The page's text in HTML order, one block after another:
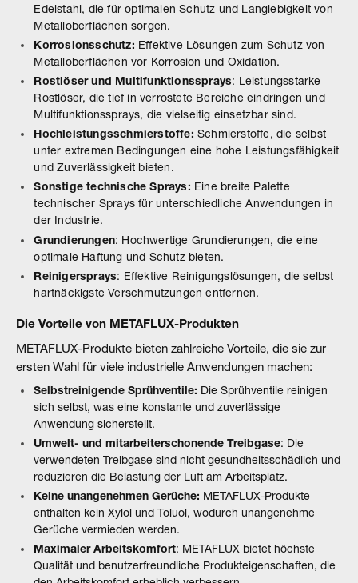
Edelstahl, die für optimalen Schutz und Langlebigkeit von
Metalloberflächen sorgen.
Korrosionsschutz: Effektive Lösungen zum Schutz von
Metalloberflächen vor Korrosion und Oxidation.
Rostlöser und Multifunktionssprays: Leistungsstarke
Rostlöser, die tief in verrostete Bereiche eindringen und
Multifunktionssprays, die vielseitig einsetzbar sind.
Hochleistungsschmierstoffe: Schmierstoffe, die selbst
unter extremen Bedingungen eine hohe Leistungsfähigkeit
und Zuverlässigkeit bieten.
Sonstige technische Sprays: Eine breite Palette
technischer Sprays für unterschiedliche Anwendungen in
der Industrie.
Grundierungen: Hochwertige Grundierungen, die eine
optimale Haftung und Schutz bieten.
Reinigersprays: Effektive Reinigungslösungen, die selbst
hartnäckigste Verschmutzungen entfernen.
Die Vorteile von METAFLUX-Produkten
METAFLUX-Produkte bieten zahlreiche Vorteile, die sie zur
ersten Wahl für viele industrielle Anwendungen machen:
Selbstreinigende Sprühventile: Die Sprühventile reinigen
sich selbst, was eine konstante und zuverlässige
Anwendung sicherstellt.
Umwelt- und mitarbeiterschonende Treibgase: Die
verwendeten Treibgase sind nicht gesundheitsschädlich und
reduzieren die Belastung der Luft am Arbeitsplatz.
Keine unangenehmen Gerüche: METAFLUX-Produkte
enthalten kein Xylol und Toluol, wodurch unangenehme
Gerüche vermieden werden.
Maximaler Arbeitskomfort: METAFLUX bietet höchste
Qualität und benutzerfreundliche Produkteigenschaften, die